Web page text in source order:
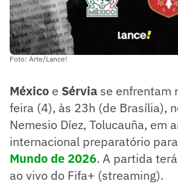
Foto: Arte/Lance!
México e Sérvia se enfrentam
feira (4), às 23h (de Brasília),
Nemesio Díez, Tolucauña, em
internacional preparatório
Mundo de 2026. A partida
ao vivo do Fifa+ (streaming).